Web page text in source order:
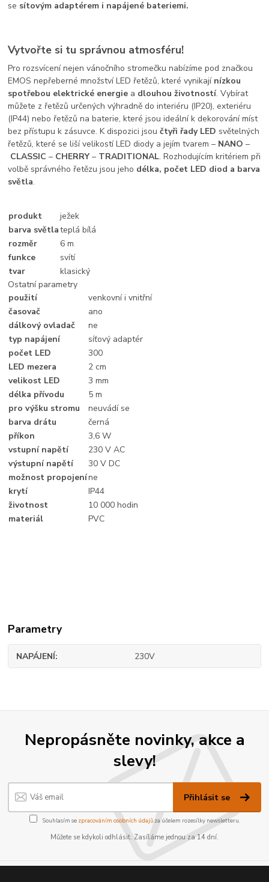
se sítovým adaptérem i napájené bateriemi.
Vytvořte si tu správnou atmosféru!
Pro rozsvícení nejen vánočního stromečku nabízíme pod značkou
EMOS nepřeberné množství LED řetězů, které vynikají nízkou
spotřebou elektrické energie a dlouhou životností. Vybírat
můžete z řetězů určených výhradně do interiéru (IP20), exteriéru
(IP44) nebo řetězů na baterie, které jsou ideální k dekorování míst
bez přístupu k zásuvce. K dispozici jsoučtyři řady LED světelných
řetězů, které se liší velikostí LED diody a jejím tvarem – NANO –
CLASSIC – CHERRY– TRADITIONAL. Rozhodujícím kritériem při
volbě správného řetězu jsou jeho délka, počet LED diod a barva
světla.
produkt
ježek
barva světlateplá bílá
rozměr
6 m
funkce
svítí
tvar
klasický
Ostatní parametry
použití
venkovní i vnitřní
časovač
ano
dálkový ovladač
ne
typ napájení
síťový adaptér
počet LED
300
LED mezera
2 cm
velikost LED
3 mm
délka přívodu
5 m
pro výšku stromu
neuvádí se
barva drátu
černá
příkon
3,6 W
vstupní napětí
230 V AC
výstupní napětí
30 V DC
možnost propojeníne
krytí
IP44
životnost
10 000 hodin
materiál
PVC
Parametry
NAPÁJENÍ 230V
Nepropásněte novinky, akce a
slevy!
Přihlásit se
Souhlasím se zpracováním osobních údajůza účelem rozesílky newsletteru.
Můžete se kdykoli odhlásit. Zasíláme jednou za 14 dní.